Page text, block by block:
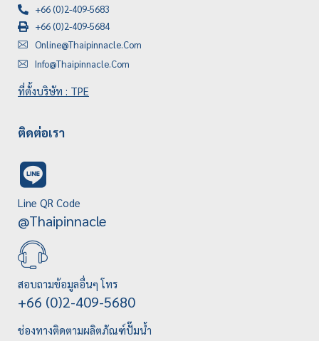
+66 (0)2-409-5683
+66 (0)2-409-5684
Online@thaipinnacle.com
Info@thaipinnacle.com
ที่ตั้งบริษัท : TPE
ติดต่อเรา
Line QR Code
@thaipinnacle
สอบถามข้อมูลอื่นๆ โทร
+66 (0)2-409-5680
ช่องทางติดตามผลิตภัณฑ์ปั๊มน้ำ